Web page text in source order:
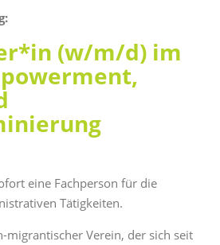
(w/m/d) im
eine Fachperson für die
Tätigkeiten.
migrantischer Verein, der sich seit